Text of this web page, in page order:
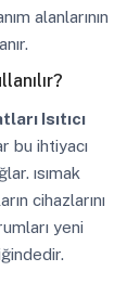
alanlarının
Isıtıcı
bu ihtiyacı
ısımak
cihazlarını
yeni